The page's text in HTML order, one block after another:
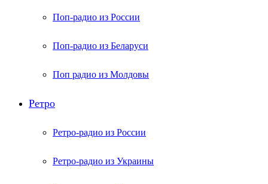
Поп-радио из России
Поп-радио из Беларуси
Поп радио из Молдовы
Ретро
Ретро-радио из России
Ретро-радио из Украины